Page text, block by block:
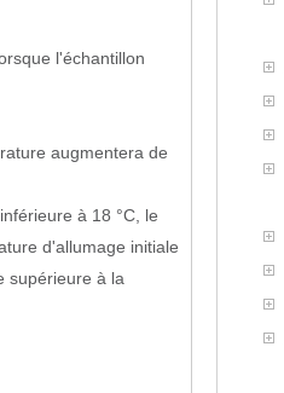
l'échantillon
augmentera de
à 18 °C, le
d'allumage initiale
supérieure à la